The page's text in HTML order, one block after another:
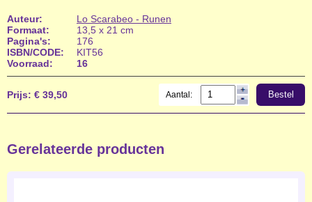
Auteur:
Lo Scarabeo - Runen
Formaat:
13,5 x 21 cm
Pagina's:
176
ISBN/CODE:
KIT56
Voorraad:
16
Prijs: € 39,50 Aantal: Bestel
Gerelateerde producten